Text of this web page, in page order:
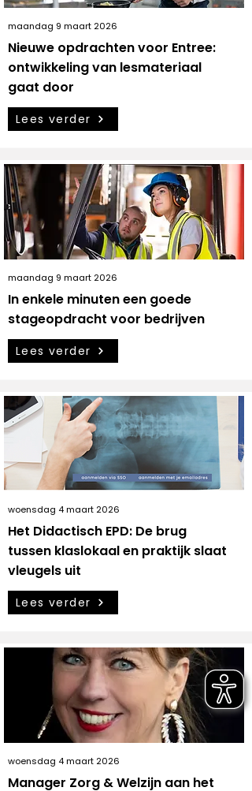
maandag 9 maart 2026
Nieuwe opdrachten voor Entree:
ontwikkeling van lesmateriaal
gaat door
Lees verder
maandag 9 maart 2026
In enkele minuten een goede
stageopdracht voor bedrijven
Lees verder
woensdag 4 maart 2026
Het Didactisch EPD: De brug
tussen klaslokaal en praktijk slaat
vleugels uit
Lees verder
woensdag 4 maart 2026
Manager Zorg & Welzijn aan het